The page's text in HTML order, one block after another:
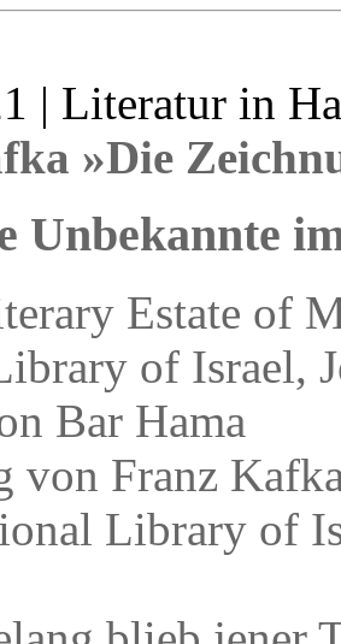
| Literatur in
»Die
Unbekannte
von Franz
Library of